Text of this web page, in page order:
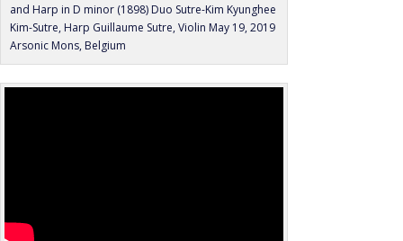
and Harp in D minor (1898) Duo Sutre-Kim Kyunghee
Kim-Sutre, Harp Guillaume Sutre, Violin May 19, 2019
Arsonic Mons, Belgium